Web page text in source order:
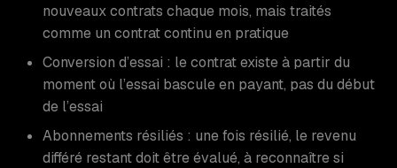
nouveaux contrats chaque mois, mais traités
comme un contrat continu en pratique
Conversion d’essai : le contrat existe à partir du
moment où l’essai bascule en payant, pas du début
de l’essai
Abonnements résiliés : une fois résilié, le revenu
différé restant doit être évalué, à reconnaître si